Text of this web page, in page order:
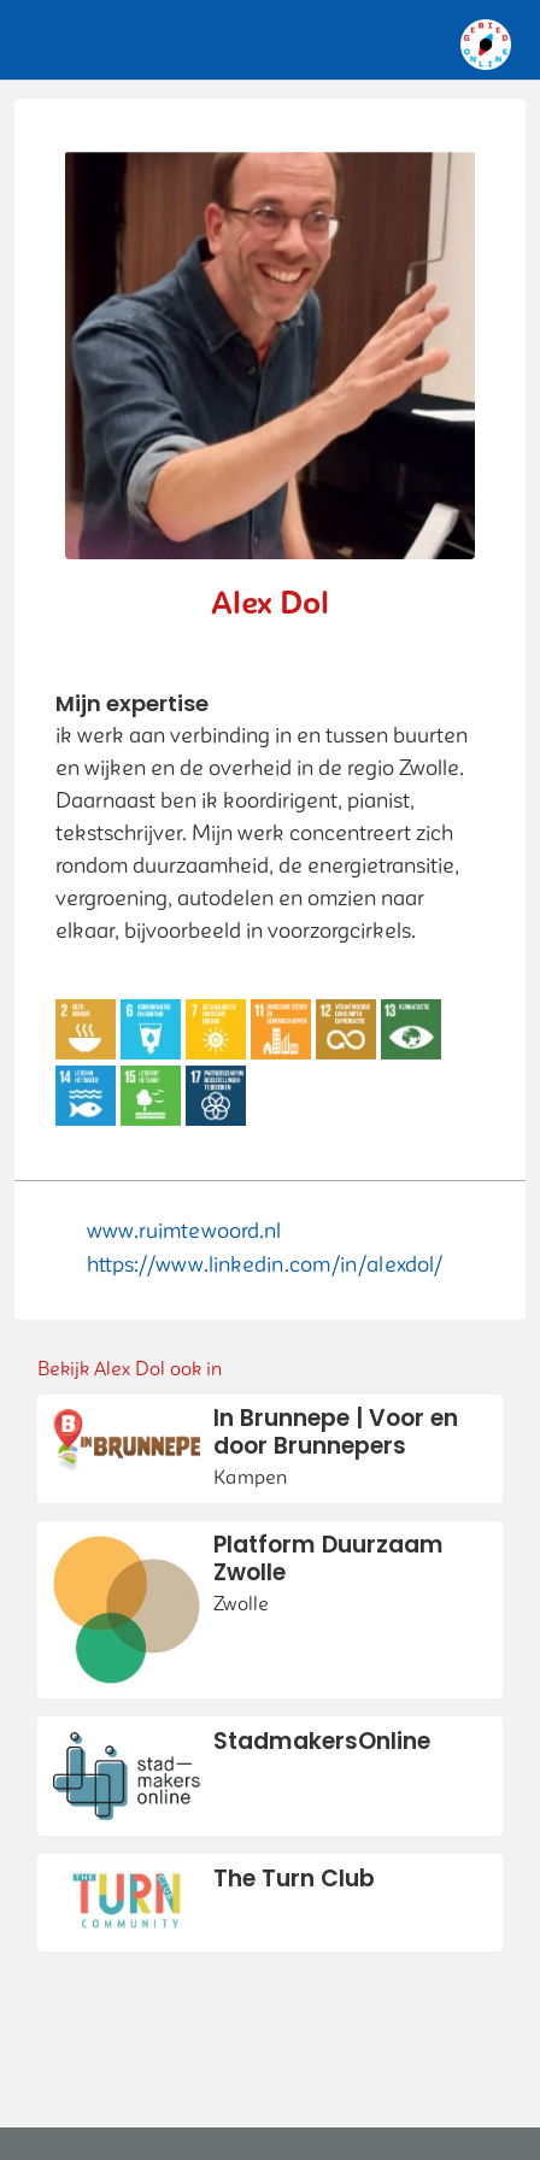
Alex Dol
Mijn expertise
ik werk aan verbinding in en tussen buurten
en wijken en de overheid in de regio Zwolle.
Daarnaast ben ik koordirigent, pianist,
tekstschrijver. Mijn werk concentreert zich
rondom duurzaamheid, de energietransitie,
vergroening, autodelen en omzien naar
elkaar, bijvoorbeeld in voorzorgcirkels.
www.ruimtewoord.nl
https://www.linkedin.com/in/alexdol/
Bekijk Alex Dol ook in
In Brunnepe | Voor en
door Brunnepers
Kampen
Platform Duurzaam
Zwolle
Zwolle
StadmakersOnline
The Turn Club